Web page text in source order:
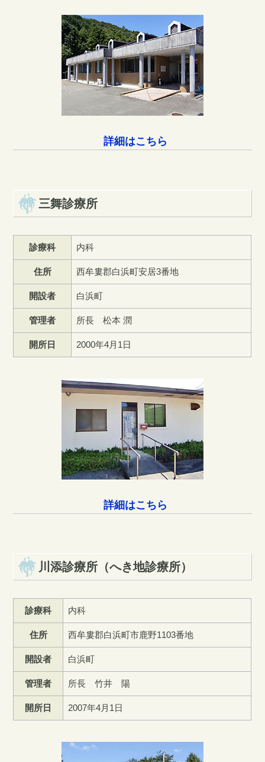
詳細はこちら
三舞診療所
診療科 内科
住所 西牟婁郡白浜町安居3番地
開設者 白浜町
管理者 所長 松本 潤
開所日 2000年4月1日
詳細はこちら
川添診療所（へき地診療所）
診療科 内科
住所 西牟婁郡白浜町市鹿野1103番地
開設者 白浜町
管理者 所長 竹井 陽
開所日 2007年4月1日